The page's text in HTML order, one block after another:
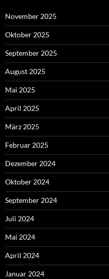
November 2025
Oktober 2025
September 2025
August 2025
Mai 2025
April 2025
März 2025
Februar 2025
Dezember 2024
Oktober 2024
September 2024
Juli 2024
Mai 2024
April 2024
Januar 2024